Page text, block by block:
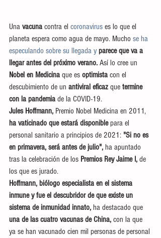
Una vacuna contra el coronavirus es lo que el
planeta espera como agua de mayo. Mucho se ha
especulando sobre su llegada y parece que va a
llegar antes del próximo verano. Así lo cree un
Nobel en Medicina que es optimista con el
descubimiento de un antiviral eficaz que termine
con la pandemia de la COVID-19.
Jules Hoffmann, Premio Nobel Medicina en 2011,
ha vaticinado que estará disponible para el
personal sanitario a principios de 2021: "Si no es
en primavera, será antes de julio", ha apuntado
tras la celebración de los Premios Rey Jaime I, de
los que es jurado.
Hoffmann, biólogo especialista en el sistema
inmune y fue el descubridor de que existe un
sistema de inmunidad innato, ha destacado que
una de las cuatro vacunas de China, con la que
ya se han vacunado cien mil personas de personal